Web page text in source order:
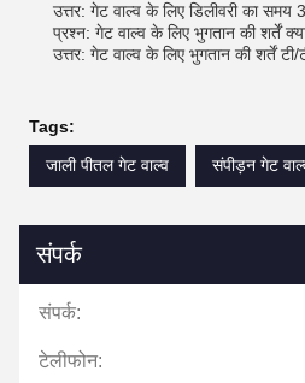
उत्तर: गेट वाल्व के लिए डिलीवरी का समय
प्रश्न: गेट वाल्व के लिए भुगतान की शर्तें
उत्तर: गेट वाल्व के लिए भुगतान की शर्तें टी/
Tags:
जाली पीतल गेट वाल्व
संपीड़न गेट
संपर्क
संपर्क:
टेलीफोन: